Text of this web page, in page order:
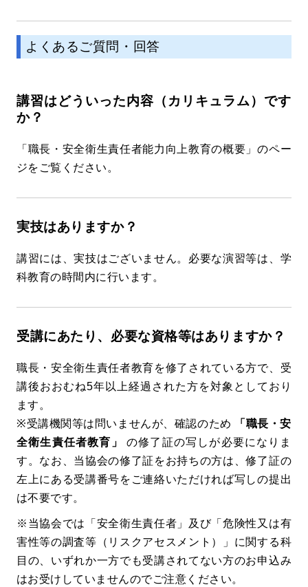
よくあるご質問・回答
講習はどういった内容（カリキュラム）です
か？
「職長・安全衛生責任者能力向上教育の概要」のペー
ジをご覧ください。
実技はありますか？
講習には、実技はございません。必要な演習等は、学
科教育の時間内に行います。
受講にあたり、必要な資格等はありますか？
職長・安全衛生責任者教育を修了されている方で、受
講後おおむね5年以上経過された方を対象としており
ます。
※受講機関等は問いませんが、確認のため
「職長・安
全衛生責任者教育」
の修了証の写しが必要になりま
す。なお、当協会の修了証をお持ちの方は、修了証の
左上にある受講番号をご連絡いただければ写しの提出
は不要です。
※当協会では「安全衛生責任者」及び「危険性又は有
害性等の調査等（リスクアセスメント）」に関する科
目の、いずれか一方でも受講されてない方のお申込み
はお受けしていませんのでご注意ください。